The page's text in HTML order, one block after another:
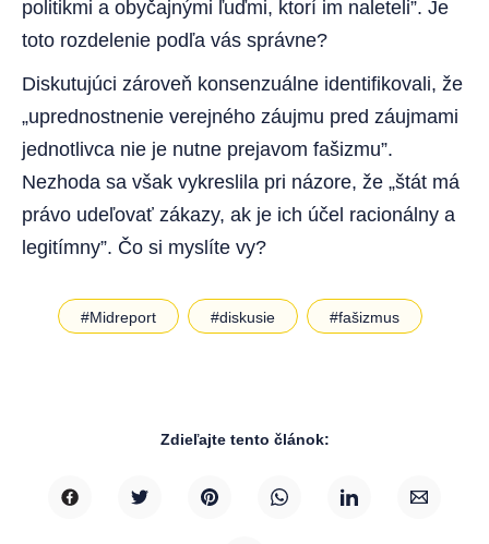
politikmi a obyčajnými ľuďmi, ktorí im naleteli”. Je
toto rozdelenie podľa vás správne?
Diskutujúci zároveň konsenzuálne identifikovali, že
„uprednostnenie verejného záujmu pred záujmami
jednotlivca nie je nutne prejavom fašizmu”.
Nezhoda sa však vykreslila pri názore, že „štát má
právo udeľovať zákazy, ak je ich účel racionálny a
legitímny”. Čo si myslíte vy?
#Midreport #diskusie #fašizmus
Zdieľajte tento článok: